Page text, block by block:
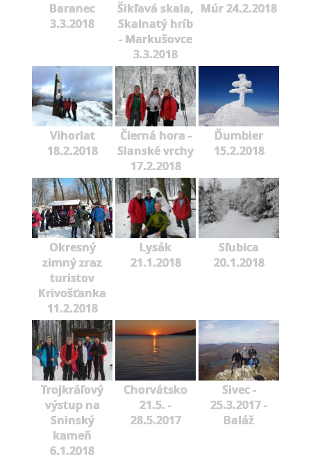
Baranec
3.3.2018
Šikľavá skala,
Skalnatý hríb
- Markušovce
3.3.2018
Múr 24.2.2018
Vihorlat
18.2.2018
Čierná hora -
Slanské vrchy
17.2.2018
Ďumbier
15.2.2018
Okresný
zimný zraz
turistov
Krivošťanka
11.2.2018
Lysák
21.1.2018
Sľubica
20.1.2018
Trojkráľový
výstup na
Sninský
kameň
6.1.2018
Chorvátsko
21.5. -
28.5.2017
Sivec -
25.3.2017 -
Baláž